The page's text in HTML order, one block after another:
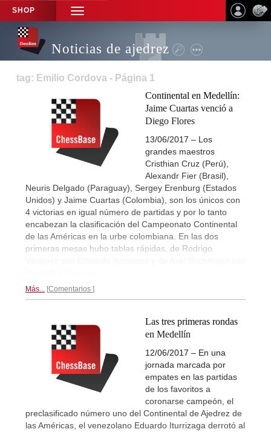
SHOP
TOGGLE
NAVIGATION
Noticias de ajedrez
tag: Emilio Cordova - Página 1
Continental en Medellín:
Jaime Cuartas venció a
Diego Flores
13/06/2017 – Los
grandes maestros
Cristhian Cruz (Perú),
Alexandr Fier (Brasil),
Neuris Delgado (Paraguay), Sergey Erenburg (Estados
Unidos) y Jaime Cuartas (Colombia), son los únicos con
4 victorias en igual número de partidas y por lo tanto
encabezan la clasificación del Campeonato Continental
de las Américas en la urbe colombiana. En las dos
primeras mesas hubo tablas rápidas, de Rodrigo
Más... Comentarios
Las tres primeras rondas
en Medellín
12/06/2017 – En una
jornada marcada por
empates en las partidas
de los favoritos a
coronarse campeón, el
preclasificado número uno del Continental de Ajedrez de
las Américas, el venezolano Eduardo Iturrizaga derrotó al